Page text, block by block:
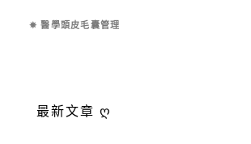
✵ 醫學頭皮毛囊管理
最新文章 ღ